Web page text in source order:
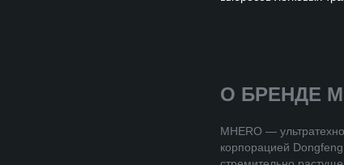
О БРЕНДЕ
MHERO —
корпорацией